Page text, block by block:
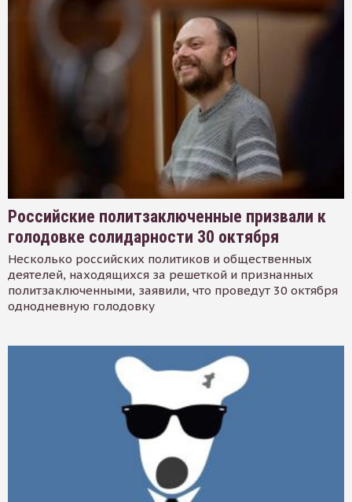
Российские политзаключенные призвали к
голодовке солидарности 30 октября
Несколько российских политиков и общественных
деятелей, находящихся за решеткой и признанных
политзаключенными, заявили, что проведут 30 октября
однодневную голодовку